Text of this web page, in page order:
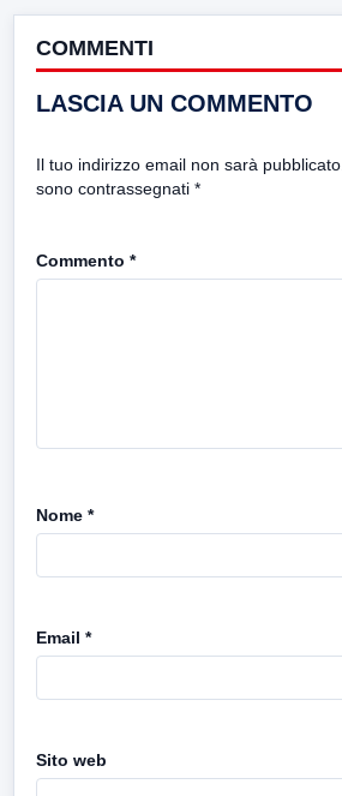
COMMENTI
LASCIA UN COMMENTO
Il tuo indirizzo email non sarà pubblicato.
sono contrassegnati *
Commento *
Nome *
Email *
Sito web